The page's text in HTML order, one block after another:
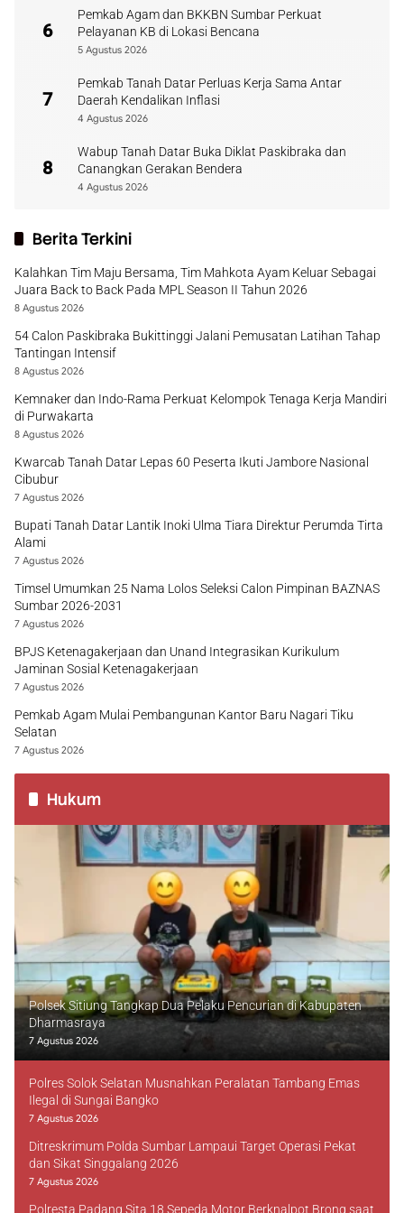
6
Pemkab Agam dan BKKBN Sumbar Perkuat
Pelayanan KB di Lokasi Bencana
5 Agustus 2026
7
Pemkab Tanah Datar Perluas Kerja Sama Antar
Daerah Kendalikan Inflasi
4 Agustus 2026
8
Wabup Tanah Datar Buka Diklat Paskibraka dan
Canangkan Gerakan Bendera
4 Agustus 2026
Berita Terkini
Kalahkan Tim Maju Bersama, Tim Mahkota Ayam Keluar Sebagai
Juara Back to Back Pada MPL Season II Tahun 2026
8 Agustus 2026
54 Calon Paskibraka Bukittinggi Jalani Pemusatan Latihan Tahap
Tantingan Intensif
8 Agustus 2026
Kemnaker dan Indo-Rama Perkuat Kelompok Tenaga Kerja Mandiri
di Purwakarta
8 Agustus 2026
Kwarcab Tanah Datar Lepas 60 Peserta Ikuti Jambore Nasional
Cibubur
7 Agustus 2026
Bupati Tanah Datar Lantik Inoki Ulma Tiara Direktur Perumda Tirta
Alami
7 Agustus 2026
Timsel Umumkan 25 Nama Lolos Seleksi Calon Pimpinan BAZNAS
Sumbar 2026-2031
7 Agustus 2026
BPJS Ketenagakerjaan dan Unand Integrasikan Kurikulum
Jaminan Sosial Ketenagakerjaan
7 Agustus 2026
Pemkab Agam Mulai Pembangunan Kantor Baru Nagari Tiku
Selatan
7 Agustus 2026
Hukum
Polsek Sitiung Tangkap Dua Pelaku Pencurian di Kabupaten
Dharmasraya
7 Agustus 2026
Polres Solok Selatan Musnahkan Peralatan Tambang Emas
Ilegal di Sungai Bangko
7 Agustus 2026
Ditreskrimum Polda Sumbar Lampaui Target Operasi Pekat
dan Sikat Singgalang 2026
7 Agustus 2026
Polresta Padang Sita 18 Sepeda Motor Berknalpot Brong saat